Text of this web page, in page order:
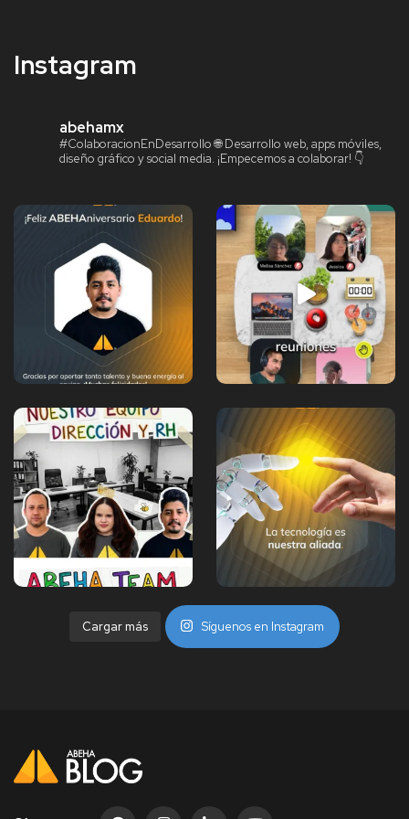
Instagram
abehamx
#ColaboracionEnDesarrollo🌐 Desarrollo web, apps móviles,
diseño gráfico y social media. ¡Empecemos a colaborar! 👇
Cargar más Síguenos en Instagram